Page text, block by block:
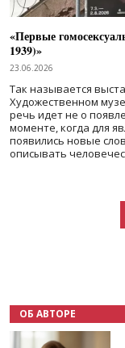
«Первые
1939)»
23.06.2026
Так называется
Художественном
речь идет не о
моменте, когда для
появились новые
описывать
ОБ АВТОРЕ